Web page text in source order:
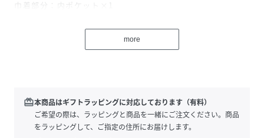
巾着部分：内ポケット×1
ル
サイズ FREE
more
redeem本商品はギフトラッピングに対応しております（有料）
ご希望の際は、ラッピングと商品を一緒にご注文ください。商品
をラッピングして、ご指定の住所にお届けします。